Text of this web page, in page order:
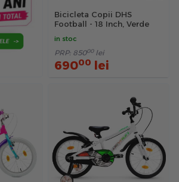
Bicicleta Copii DHS
Football - 18 Inch, Verde
in stoc
PRP: 85000 lei
69000 lei